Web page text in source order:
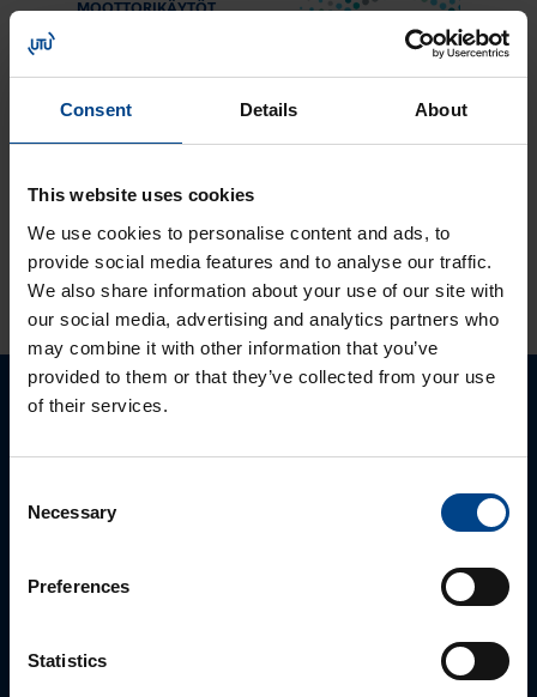
Consent Details About
This website uses cookies
We use cookies to personalise content and ads, to
provide social media features and to analyse our traffic.
We also share information about your use of our site with
our social media, advertising and analytics partners who
may combine it with other information that you’ve
provided to them or that they’ve collected from your use
of their services.
Selection
Necessary
Preferences
Statistics
MOOTTORIKÄYTÖT
tuotteet jo lähes
30 vuotta
KATSO LISÄÄ ARTIKKELEITA
Ota yhteyttä!
parhaan ratkaisun. Otathan yhtettä puhelimitse,